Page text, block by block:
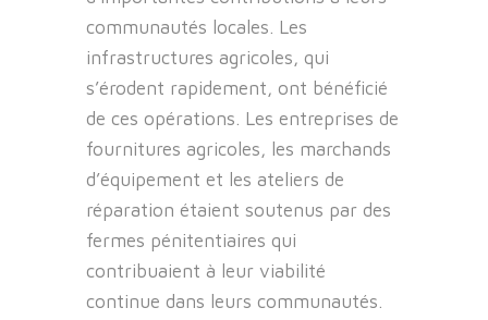
communautés locales. Les
infrastructures agricoles, qui
s’érodent rapidement, ont bénéficié
de ces opérations. Les entreprises de
fournitures agricoles, les marchands
d’équipement et les ateliers de
réparation étaient soutenus par des
fermes pénitentiaires qui
contribuaient à leur viabilité
continue dans leurs communautés.